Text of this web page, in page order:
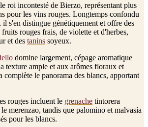
roi incontesté de Bierzo, représentant plus
pour les vins rouges. Longtemps confondu
, il s'en distingue génétiquement et offre des
rouges frais, de violette et d'herbes,
et des tanins soyeux.
domine largement, cépage aromatique
texture ample et aux arômes floraux et
complète le panorama des blancs, apportant
rouges incluent le grenache tintorera
merenzao, tandis que palomino et malvasía
pour les blancs.